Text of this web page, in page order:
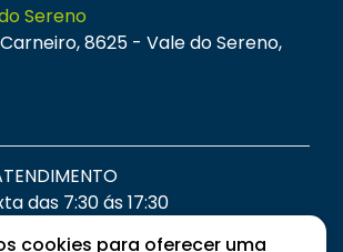
Sereno
8625 - Vale do Sereno,
das 7:30 ás 17:30
cookies para oferecer uma